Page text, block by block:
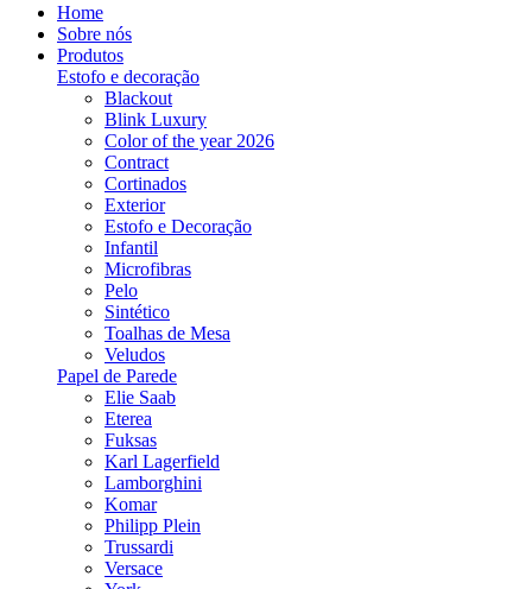
Home
Sobre nós
Produtos
Estofo e decoração
Blackout
Blink Luxury
Color of the year 2026
Contract
Cortinados
Exterior
Estofo e Decoração
Infantil
Microfibras
Pelo
Sintético
Toalhas de Mesa
Veludos
Papel de Parede
Elie Saab
Eterea
Fuksas
Karl Lagerfield
Lamborghini
Komar
Philipp Plein
Trussardi
Versace